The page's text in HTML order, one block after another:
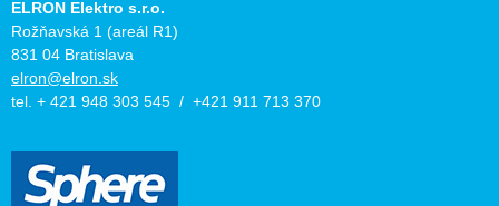
ELRON Elektro s.r.o.
Rožňavská 1 (areál R1)
831 04 Bratislava
elron@elron.sk
tel. + 421 948 303 545 / +421 911 713 370